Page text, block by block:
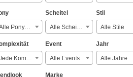
Alle Ponyarten
Scheitel
Alle Scheitelarten
Stil
Alle Stile
Jede Komplexität
Event
Alle Events
Jahr
Alle Jahre
Marke